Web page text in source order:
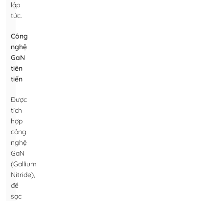
lập
tức.
Công
nghệ
GaN
tiên
tiến
Được
tích
hợp
công
nghệ
GaN
(Gallium
Nitride),
đế
sạc